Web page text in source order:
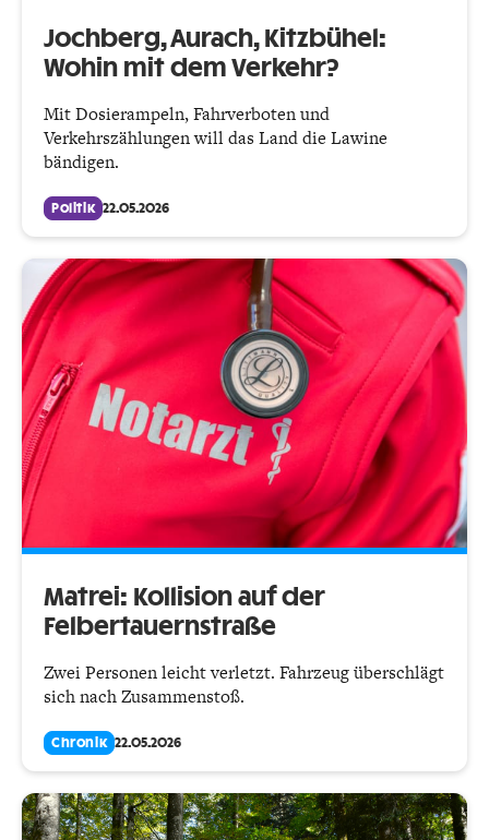
Jochberg, Aurach, Kitzbühel:
Wohin mit dem Verkehr?
Mit Dosierampeln, Fahrverboten und
Verkehrszählungen will das Land die Lawine
bändigen.
Politik 22.05.2026
Matrei: Kollision auf der
Felbertauernstraße
Zwei Personen leicht verletzt. Fahrzeug überschlägt
sich nach Zusammenstoß.
Chronik 22.05.2026